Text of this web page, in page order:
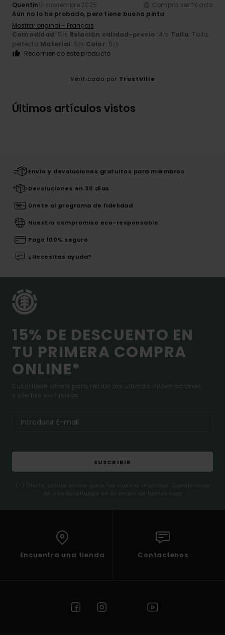
Quentin11. noviembre 2025
Compra verificada
Aún no lo he probado, pero tiene buena pinta
Mostrar original - Français
Comodidad: 5/5 Relación calidad-precio: 4/5 Talla: Talla
perfecta Material: 5/5 Color: 5 /5
Recomiendo este producto
Verificado por TrustVille
Últimos artículos vistos
Envío y devoluciones gratuitos para miembros
Devoluciones en 30 días
Únete al programa de fidelidad
Nuestro compromiso eco-responsable
Pago 100% seguro
¿Necesitas ayuda?
15% DE DESCUENTO EN
TU PRIMERA COMPRA
ONLINE*
Suscríbete ahora para recibir las ultimas informaciones
y ofertas exclusivas.
SUSCRIBIR
(*) Oferta valida online para los nuevos inscritos. Condiciones
de uso detalladas en el email de bienvenida
Encuentra una tienda Contactenos